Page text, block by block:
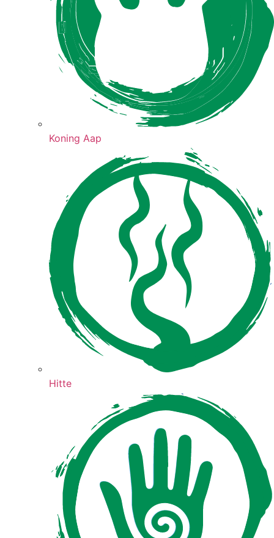
Koning Aap
Hitte